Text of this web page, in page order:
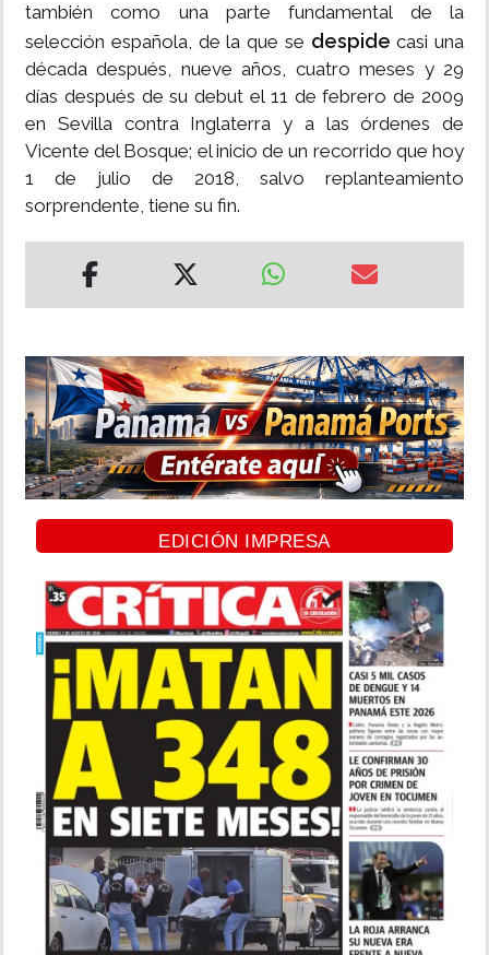
también como una parte fundamental de la
selección española, de la que se despide casi una
década después, nueve años, cuatro meses y 29
días después de su debut el 11 de febrero de 2009
en Sevilla contra Inglaterra y a las órdenes de
Vicente del Bosque; el inicio de un recorrido que hoy
1 de julio de 2018, salvo replanteamiento
sorprendente, tiene su fin.
EDICIÓN IMPRESA